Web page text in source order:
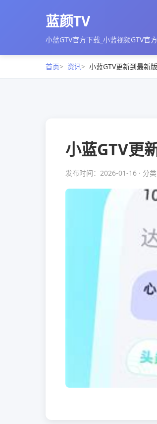
蓝颜TV
小蓝GTV官方下载_小蓝视频GTV官
首页 资讯 小蓝GTV更新到最新
小蓝GTV更
发布时间：2026-01-16 · 分